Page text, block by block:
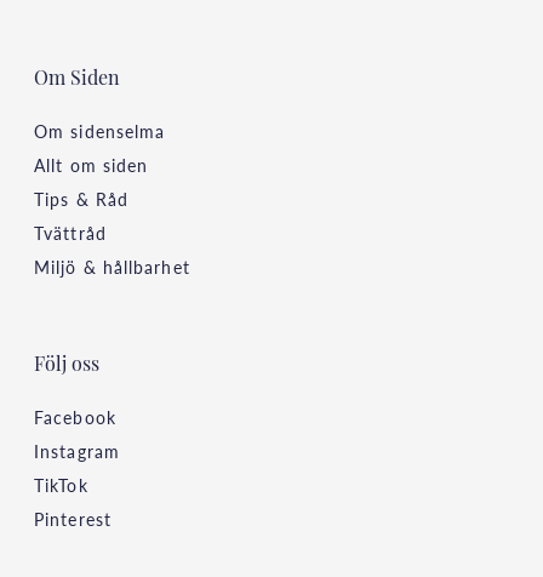
Om Siden
Om sidenselma
Allt om siden
Tips & Råd
Tvättråd
Miljö & hållbarhet
Följ oss
Facebook
Instagram
TikTok
Pinterest